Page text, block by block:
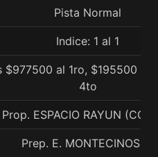
Pista Normal
Indice: 1 al 1
$977500 al 1ro, $195500 al
4to
Prop. ESPACIO RAYUN
Prep. E. MONTECINOS C.